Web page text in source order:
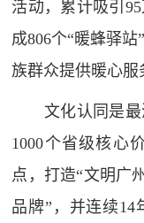
活动，累计吸引
成806个“暖蜂驿
族群众提供暖心服
文化认同是
1000个省级核心
点，打造“文明广
品牌”，并连续14